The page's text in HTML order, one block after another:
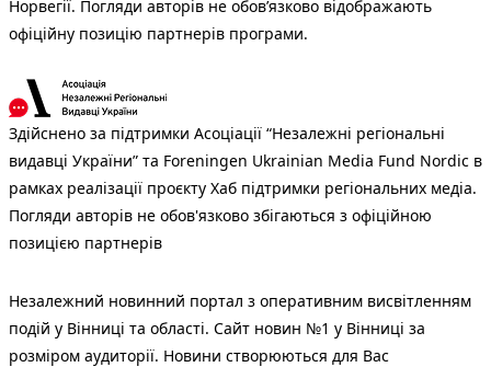
Норвегії. Погляди авторів не обов’язково відображають
офіційну позицію партнерів програми.
Здійснено за підтримки Асоціації “Незалежні регіональні
видавці України” та Foreningen Ukrainian Media Fund Nordic в
рамках реалізації проєкту Хаб підтримки регіональних медіа.
Погляди авторів не обов'язково збігаються з офіційною
позицією партнерів
Незалежний новинний портал з оперативним висвітленням
подій у Вінниці та області. Сайт новин №1 у Вінниці за
розміром аудиторії. Новини створюються для Вас